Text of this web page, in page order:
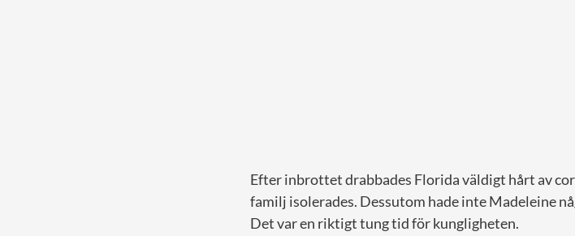
Efter inbrottet drabbades Florida väldigt hårt av
familj isolerades. Dessutom hade inte Madeleine
Det var en riktigt tung tid för kungligheten.